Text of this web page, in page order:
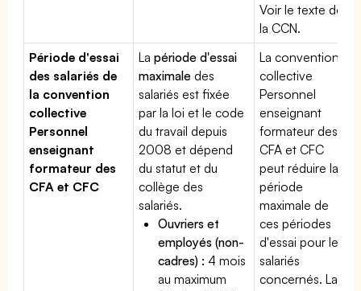
Voir le texte de
la CCN.
Période d'essai
des salariés de
la convention
collective
Personnel
enseignant
formateur des
CFA et CFC
Lapériode d'essai
maximale des
salariés est fixée
par la loi et le code
du travail depuis
2008 et dépend
du statut et du
collège des
salariés.
Ouvriers et
employés (non-
cadres) : 4 mois
au maximum
La convention
collective
Personnel
enseignant
formateur des
CFA et CFC
peut réduire la
période
maximale de
ces périodes
d'essai pour les
salariés
concernés. La